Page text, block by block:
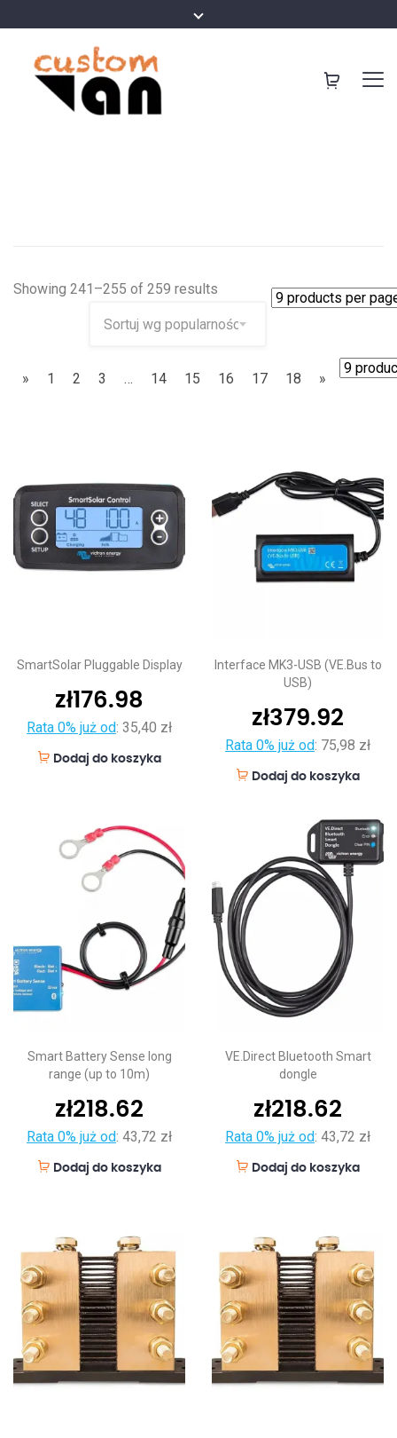
Showing 241–255 of 259 results
» 1 2 3 … 14 15 16 17 18 »
SmartSolar Pluggable Display
zł176.98
Rata 0% już od: 35,40 zł
Dodaj do koszyka
Interface MK3-USB (VE.Bus to
USB)
zł379.92
Rata 0% już od: 75,98 zł
Dodaj do koszyka
Smart Battery Sense long
range (up to 10m)
zł218.62
Rata 0% już od: 43,72 zł
Dodaj do koszyka
VE.Direct Bluetooth Smart
dongle
zł218.62
Rata 0% już od: 43,72 zł
Dodaj do koszyka